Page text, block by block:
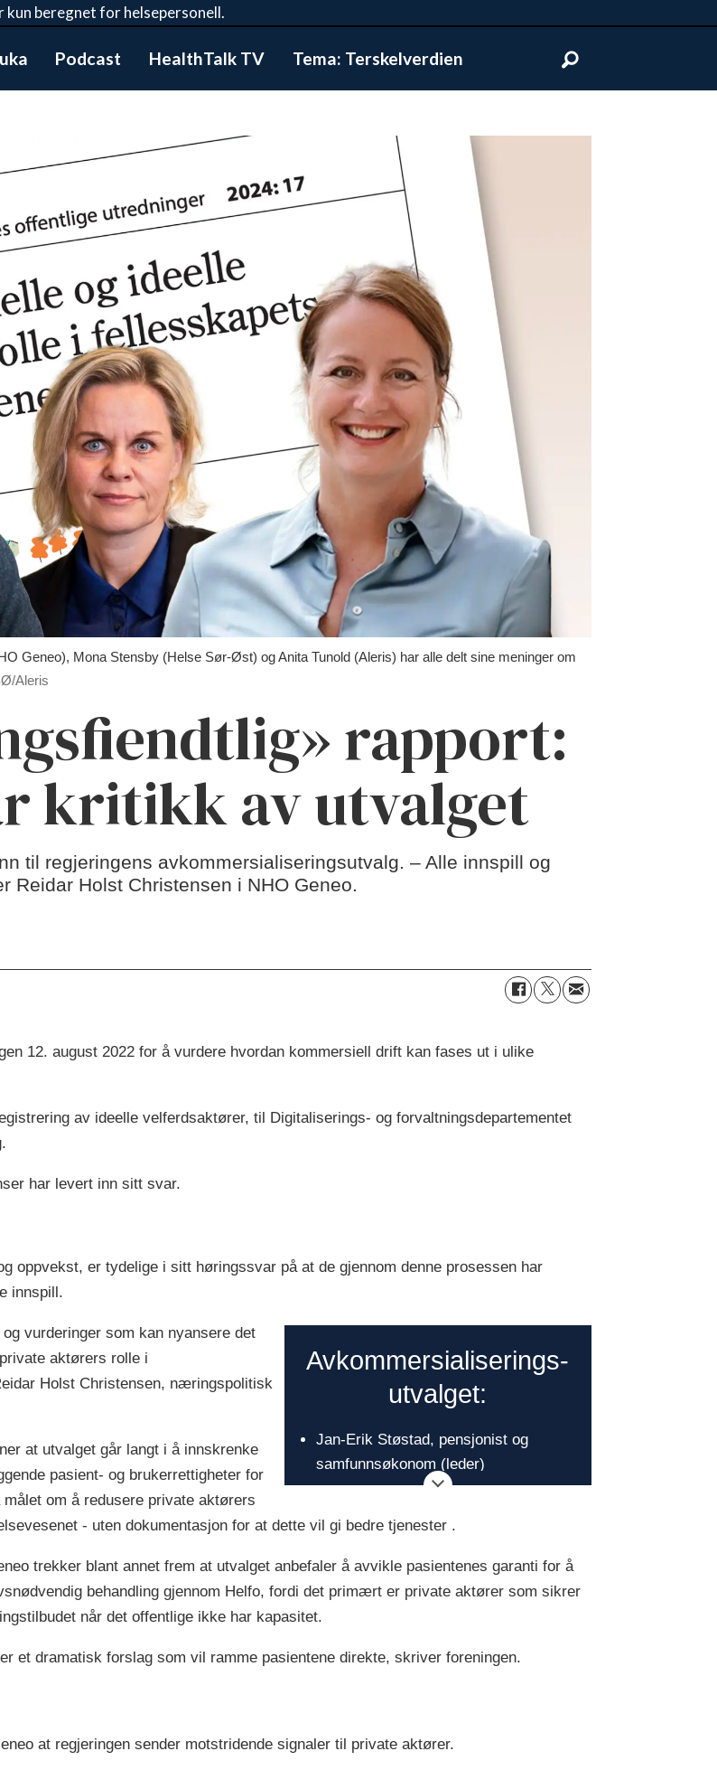
beregnet for helsepersonell.
Podcast HealthTalk TV Tema: Terskelverdien
Geneo), Mona Stensby (Helse Sør-Øst) og Anita Tunold (Aleris) har alle delt sine meninger om
Aleris
rapport:
kritikk av utvalget
til regjeringens avkommersialiseringsutvalg. – Alle innspill og
Reidar Holst Christensen i NHO Geneo.
12. august 2022 for å vurdere hvordan kommersiell drift kan fases ut i ulike
av ideelle velferdsaktører, til Digitaliserings- og forvaltningsdepartementet
har levert inn sitt svar.
oppvekst, er tydelige i sitt høringssvar på at de gjennom denne prosessen har
innspill.
Avkommersialiserings-
utvalget:
Jan-Erik Støstad, pensjonist og
samfunnsøkonom (leder)
Nesodden, tidligere Senja
Ingunn Tollisen Ellingsen, professor
fakultet i Stavanger
Linn Herning, daglig leder i alliansen
vurderinger som kan nyansere det
aktørers rolle i
Holst Christensen, næringspolitisk
at utvalget går langt i å innskrenke
pasient- og brukerrettigheter for
målet om å redusere private aktørers
- uten dokumentasjon for at dette vil gi bedre tjenester .
trekker blant annet frem at utvalget anbefaler å avvikle pasientenes garanti for å
behandling gjennom Helfo, fordi det primært er private aktører som sikrer
når det offentlige ikke har kapasitet.
et dramatisk forslag som vil ramme pasientene direkte, skriver foreningen.
at regjeringen sender motstridende signaler til private aktører.